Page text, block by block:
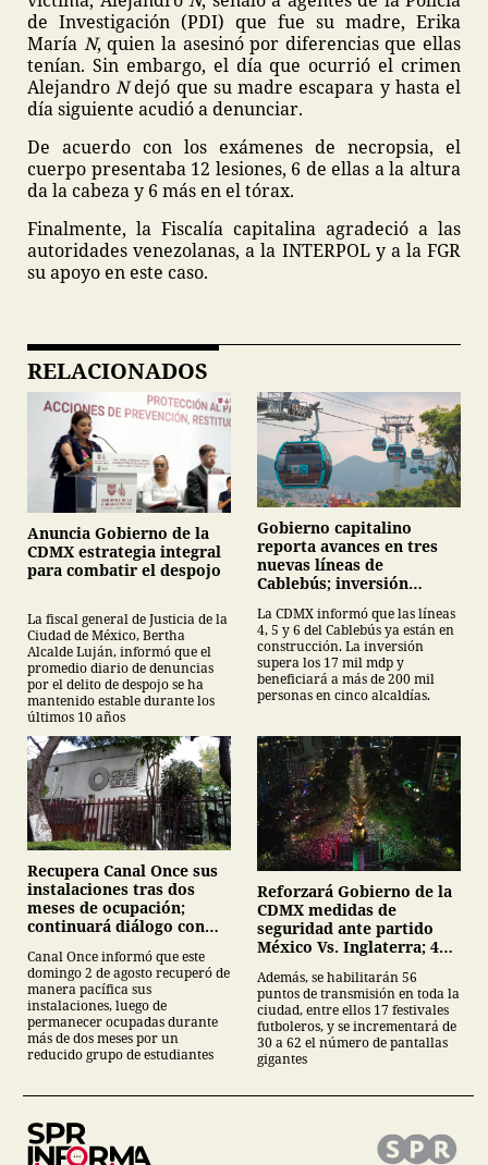
de Investigación (PDI) que fue su madre, Erika
María N, quien la asesinó por diferencias que ellas
tenían. Sin embargo, el día que ocurrió el crimen
AlejandroNdejó que su madre escapara y hasta el
día siguiente acudió a denunciar.
De acuerdo con los exámenes de necropsia, el
cuerpo presentaba 12 lesiones, 6 de ellas a la altura
da la cabeza y 6 más en el tórax.
Finalmente, la Fiscalía capitalina agradeció a las
autoridades venezolanas, a la INTERPOL y a la FGR
su apoyo en este caso.
RELACIONADOS
Anuncia Gobierno de la
CDMX estrategia integral
para combatir el despojo
La fiscal general de Justicia de la
Ciudad de México, Bertha
Alcalde Luján, informó que el
promedio diario de denuncias
por el delito de despojo se ha
mantenido estable durante los
últimos 10 años
Gobierno capitalino
reporta avances en tres
nuevas líneas de
Cablebús; inversión
La CDMX informó que las líneas
4, 5 y 6 del Cablebús ya están en
construcción. La inversión
supera los 17 mil mdp y
beneficiará a más de 200 mil
personas en cinco alcaldías.
Recupera Canal Once sus
instalaciones tras dos
meses de ocupación;
continuará diálogo con
Canal Once informó que este
domingo 2 de agosto recuperó de
manera pacífica sus
instalaciones, luego de
permanecer ocupadas durante
más de dos meses por un
reducido grupo de estudiantes
Reforzará Gobierno de la
CDMX medidas de
seguridad ante partido
México Vs. Inglaterra; 40
62 pantallas en festivales
futboleros;
Además, se habilitarán 56
puntos de transmisión en toda la
ciudad, entre ellos 17 festivales
futboleros, y se incrementará de
30 a 62 el número de pantallas
gigantes